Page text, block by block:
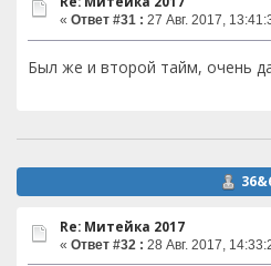
« Ответ #31 : 27 Авг. 2017,
Был же и второй тайм, очень
Re: Митейка 2017
« Ответ #32 : 28 Авг. 2017,